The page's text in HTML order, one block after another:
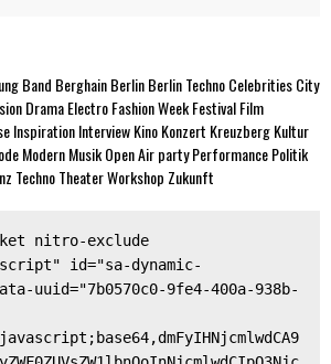
Band BerghainBerlinBerlin TechnoCelebritiesCity
DramaElectroFashion WeekFestivalFilm
InspirationInterviewKinoKonzert KreuzbergKultur
ModernMusikOpen AirpartyPerformancePolitik
TechnoTheaterWorkshop Zukunft
nitro-exclude
id="sa-dynamic-
uuid="7b0570c0-9fe4-400a-938b-